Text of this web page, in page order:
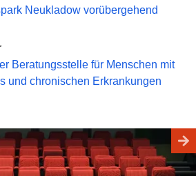
Neukladow vorübergehend
Beratungsstelle für Menschen mit
und chronischen Erkrankungen